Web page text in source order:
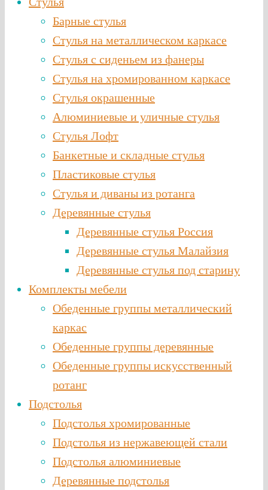
Барные стулья
Стулья на металлическом каркасе
Стулья с сиденьем из фанеры
Стулья на хромированном каркасе
Стулья окрашенные
Алюминиевые и уличные стулья
Стулья Лофт
Банкетные и складные стулья
Пластиковые стулья
Стулья и диваны из ротанга
Деревянные стулья
Деревянные стулья Россия
Деревянные стулья Малайзия
Деревянные стулья под старину
Комплекты мебели
Обеденные группы металлический
каркас
Обеденные группы деревянные
Обеденные группы искусственный
ротанг
Подстолья
Подстолья хромированные
Подстолья из нержавеющей стали
Подстолья алюминиевые
Деревянные подстолья